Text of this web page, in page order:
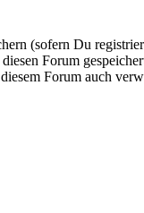
(sofern Du
Forum
Forum auch